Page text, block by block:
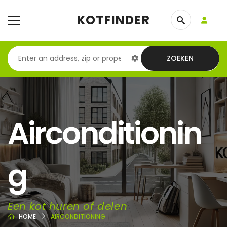
KOTFINDER
ZOEKEN
Airconditionin
g
Een kot huren of delen
HOME AIRCONDITIONING